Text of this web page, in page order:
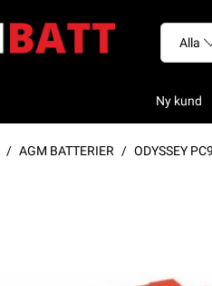
Ny kund
AGM BATTERIER ODYSSEY